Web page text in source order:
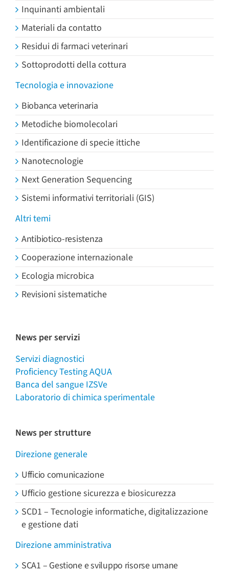
Inquinanti ambientali
Materiali da contatto
Residui di farmaci veterinari
Sottoprodotti della cottura
Tecnologia e innovazione
Biobanca veterinaria
Metodiche biomolecolari
Identificazione di specie ittiche
Nanotecnologie
Next Generation Sequencing
Sistemi informativi territoriali (GIS)
Altri temi
Antibiotico-resistenza
Cooperazione internazionale
Ecologia microbica
Revisioni sistematiche
News per servizi
Servizi diagnostici
Proficiency Testing AQUA
Banca del sangue IZSVe
Laboratorio di chimica sperimentale
News per strutture
Direzione generale
Ufficio comunicazione
Ufficio gestione sicurezza e biosicurezza
SCD1 – Tecnologie informatiche, digitalizzazione
e gestione dati
Direzione amministrativa
SCA1 – Gestione e sviluppo risorse umane